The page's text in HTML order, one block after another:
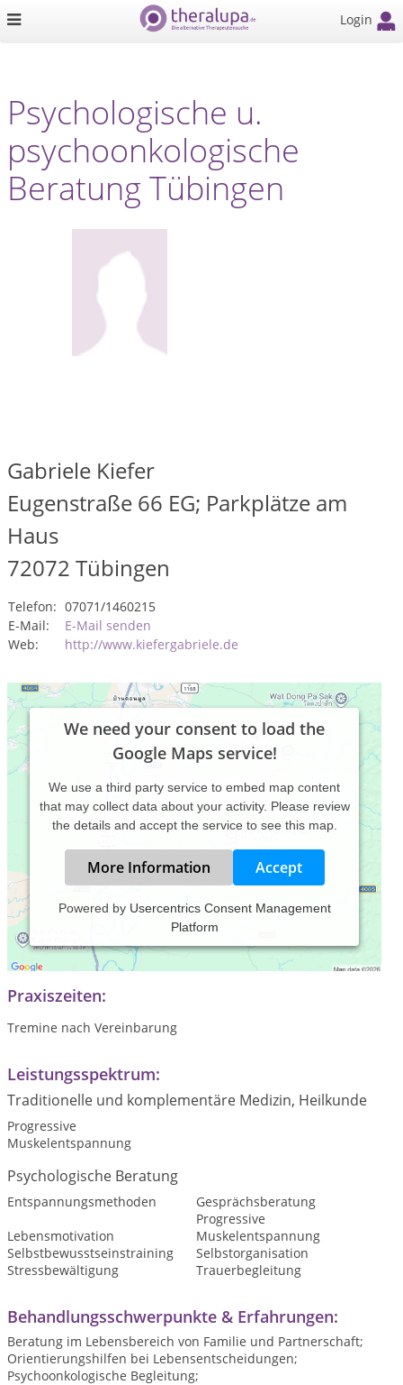
Login
Psychologische u.
psychoonkologische
Beratung Tübingen
Gabriele Kiefer
Eugenstraße 66 EG; Parkplätze am
Haus
72072 Tübingen
Telefon: 07071/1460215
E-Mail:
E-Mail senden
Web:
http://www.kiefergabriele.de
We need your consent to load the
Google Maps service!
We use a third party service to embed map content
that may collect data about your activity. Please review
the details and accept the service to see this map.
More Information Accept
Powered by Usercentrics Consent Management
Platform
Krankenschwester; Psychologische Beraterin;
Psychoonkologische Fachberaterin
Praxiszeiten:
Tremine nach Vereinbarung
Leistungsspektrum:
Traditionelle und komplementäre Medizin, Heilkunde
Progressive
Muskelentspannung
Psychologische Beratung
Entspannungsmethoden
Gesprächsberatung
Lebensmotivation
Progressive
Muskelentspannung
Selbstbewusstseinstraining
Selbstorganisation
Stressbewältigung
Trauerbegleitung
Behandlungsschwerpunkte & Erfahrungen:
Beratung im Lebensbereich von Familie und Partnerschaft;
Orientierungshilfen bei Lebensentscheidungen;
Psychoonkologische Begleitung;